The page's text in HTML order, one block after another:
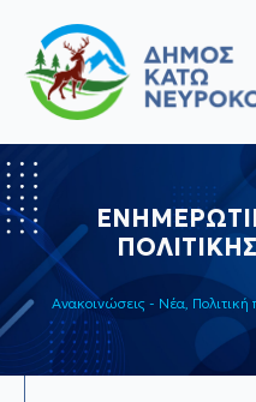
Ανακοινώσεις - Νέα Πολιτική